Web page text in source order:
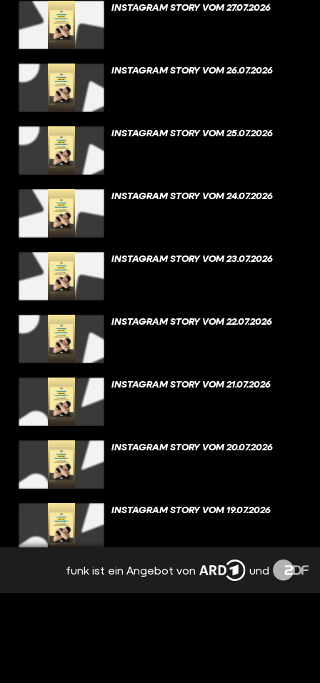
INSTAGRAM STORY VOM 27.07.2026
INSTAGRAM STORY VOM 26.07.2026
INSTAGRAM STORY VOM 25.07.2026
INSTAGRAM STORY VOM 24.07.2026
INSTAGRAM STORY VOM 23.07.2026
INSTAGRAM STORY VOM 22.07.2026
INSTAGRAM STORY VOM 21.07.2026
INSTAGRAM STORY VOM 20.07.2026
INSTAGRAM STORY VOM 19.07.2026
INSTAGRAM STORY VOM 18.07.2026
funk ist ein Angebot von und